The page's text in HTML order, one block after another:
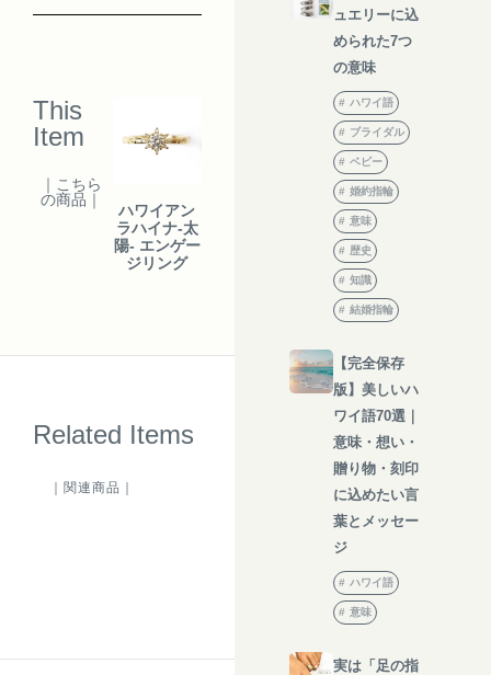
This
Item
｜こちら
の商品｜
ハワイアン
ラハイナ-太
陽- エンゲー
ジリング
Related Items
｜関連商品｜
ュエリーに込
められた7つ
の意味
ハワイ語
ブライダル
ベビー
婚約指輪
意味
歴史
知識
結婚指輪
【完全保存
版】美しいハ
ワイ語70選｜
意味・想い・
贈り物・刻印
に込めたい言
葉とメッセー
ジ
ハワイ語
意味
実は「足の指